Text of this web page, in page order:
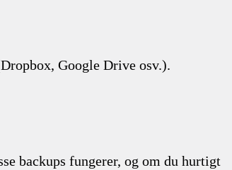
Google Drive osv.).
backups fungerer, og om du hurtigt